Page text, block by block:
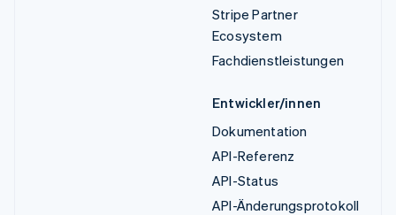
Stripe Partner
Ecosystem
Fachdienstleistungen
Entwickler/innen
Dokumentation
API-Referenz
API-Status
API-Änderungsprotokoll